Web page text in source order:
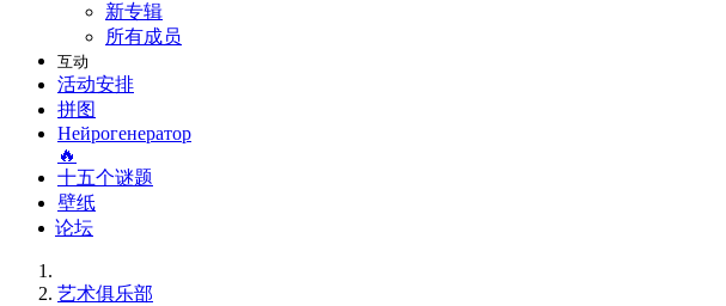
新专辑
所有成员
互动
活动安排
拼图
Нейрогенератор
🔥
十五个谜题
壁纸
论坛
艺术俱乐部